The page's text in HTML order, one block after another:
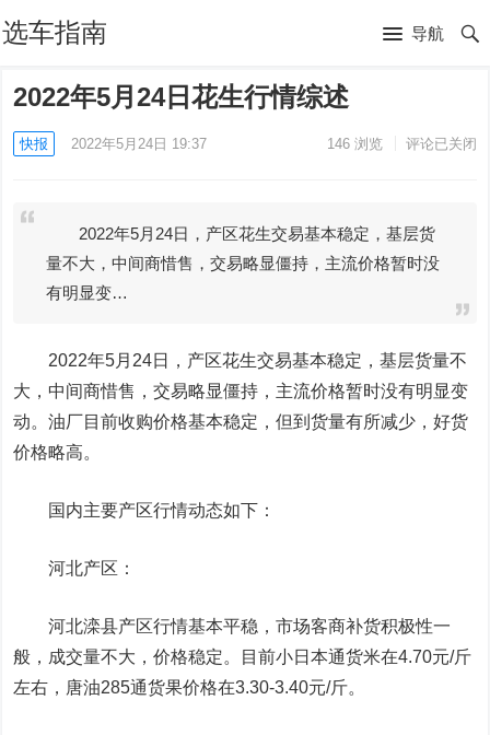
选车指南 导航
2022年5月24日花生行情综述
快报 2022年5月24日 19:37 146浏览 评论已关闭
2022年5月24日，产区花生交易基本稳定，基层货
量不大，中间商惜售，交易略显僵持，主流价格暂时没
有明显变…
2022年5月24日，产区花生交易基本稳定，基层货量不
大，中间商惜售，交易略显僵持，主流价格暂时没有明显变
动。油厂目前收购价格基本稳定，但到货量有所减少，好货
价格略高。
国内主要产区行情动态如下：
河北产区：
河北滦县产区行情基本平稳，市场客商补货积极性一
般，成交量不大，价格稳定。目前小日本通货米在4.70元/斤
左右，唐油285通货果价格在3.30-3.40元/斤。